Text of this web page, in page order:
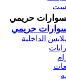
حريمي
حريمي
الداخلية